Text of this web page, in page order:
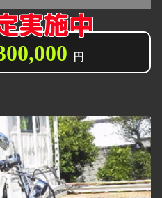
実施中
円